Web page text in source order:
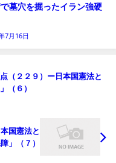
墓穴を掘ったイラン強硬
7月16日
（２２９）ー日本国憲法と
（６）
国憲法と
」（７）